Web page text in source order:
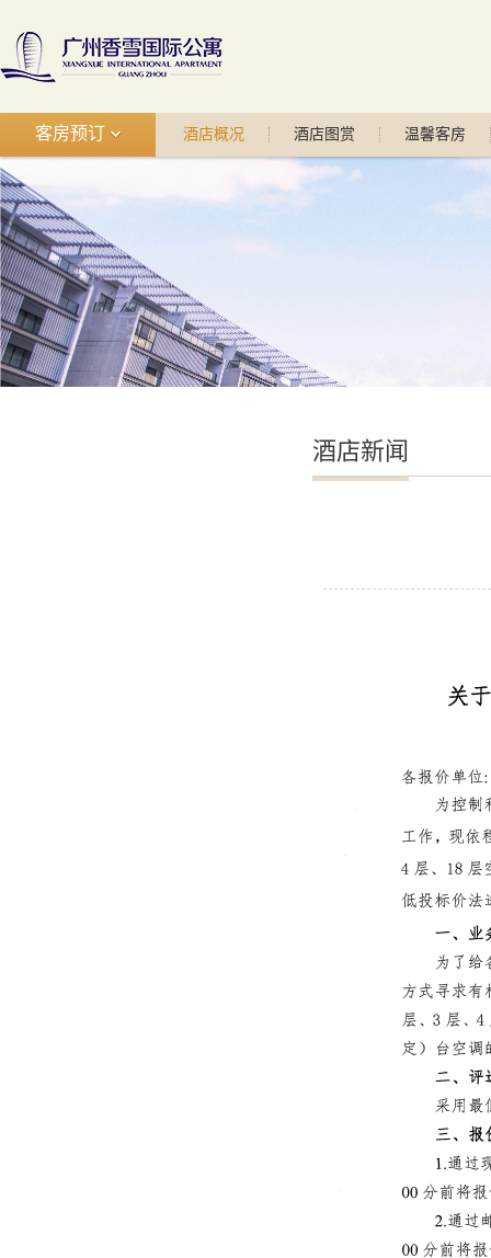
酒店概况 酒店图赏 温馨客房
客房预订
酒店新闻